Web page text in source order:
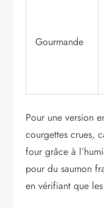
Gourmande
Pour une version
courgettes crues,
four grâce à
pour du saumon
en vérifiant que